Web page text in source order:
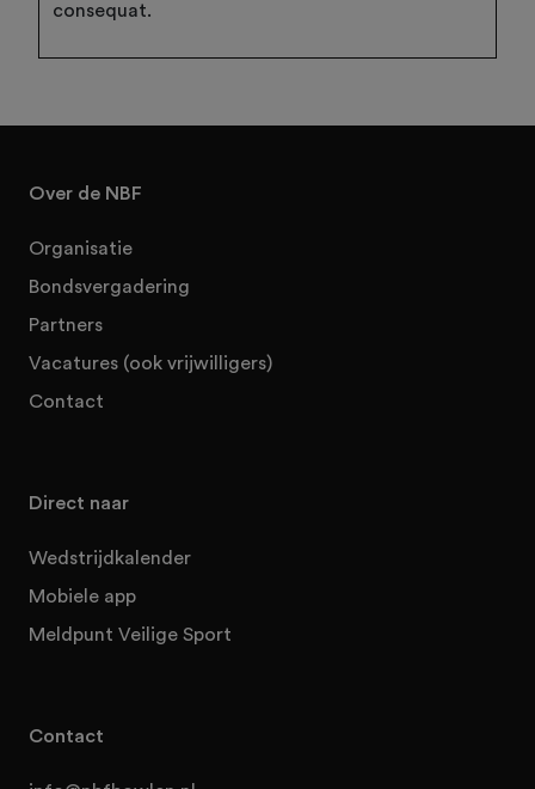
consequat.
Over de NBF
Organisatie
Bondsvergadering
Partners
Vacatures (ook vrijwilligers)
Contact
Direct naar
Wedstrijdkalender
Mobiele app
Meldpunt Veilige Sport
Contact